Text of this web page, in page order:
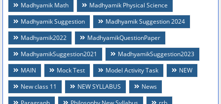
Madhyamik Math
Madhyamik Physical Science
Madhyamik Suggestion
Madhyamik Suggestion 2024
Madhyamik2022
MadhyamikQuestionPaper
MadhyamikSuggestion2021
MadhyamikSuggestion2023
MAIN
Mock Test Model Activity Task
NEW
New class 11
NEW SYLLABUS
News